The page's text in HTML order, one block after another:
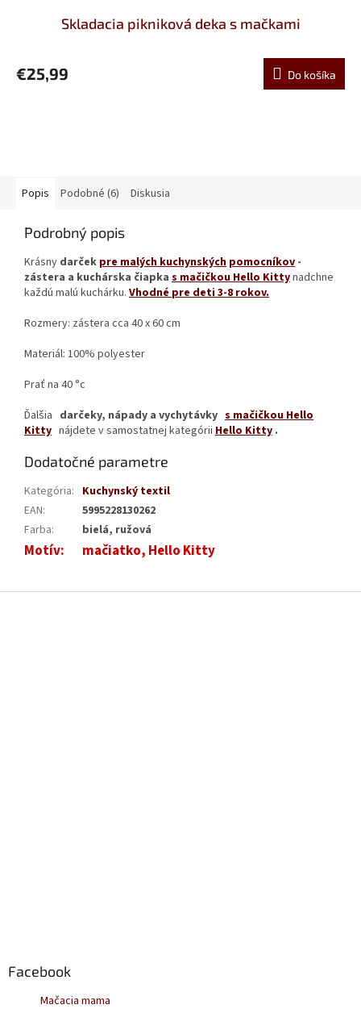
Skladacia pikniková deka s mačkami
€25,99 Do košíka
Popis Podobné (6) Diskusia
Podrobný popis
Krásny darček pre malých kuchynských pomocníkov -
zástera a kuchárska čiapka s mačičkou Hello Kittynadchne
každú malú kuchárku. Vhodné pre deti 3-8 rokov.
Rozmery: zástera cca 40 x 60 cm
Materiál: 100% polyester
Prať na 40 °c
Ďalšia darčeky, nápady a vychytávky s mačičkou Hello
Kitty nájdete v samostatnej kategórii Hello Kitty .
Dodatočné parametre
Kategória: Kuchynský textil
EAN:
5995228130262
Farba: bielá, ružová
Motív: mačiatko, Hello Kitty
Facebook
Mačacia mama